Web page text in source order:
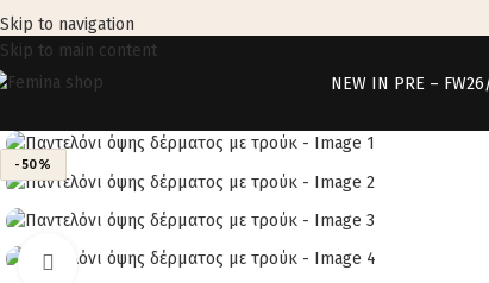
Skip to navigation
Skip to main content
NEW IN PRE –
-50%
Click to enlarge